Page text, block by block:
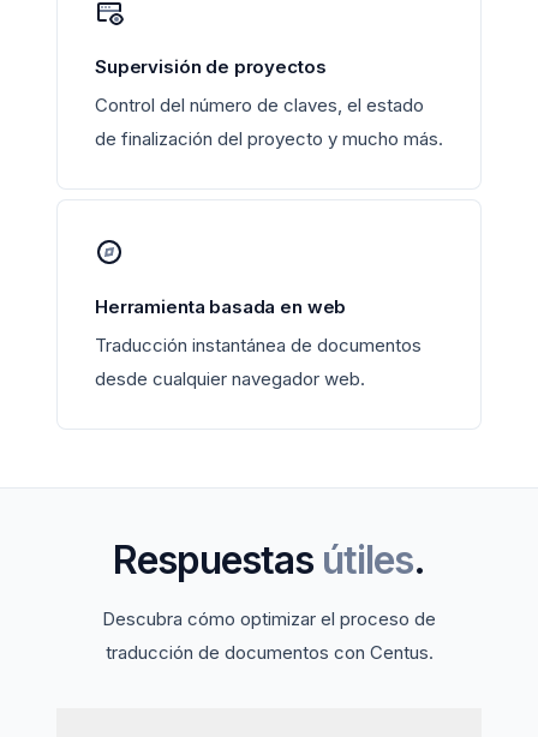
Supervisión de proyectos
Control del número de claves, el estado
de finalización del proyecto y mucho más.
Herramienta basada en web
Traducción instantánea de documentos
desde cualquier navegador web.
Respuestas útiles.
Descubra cómo optimizar el proceso de
traducción de documentos con Centus.